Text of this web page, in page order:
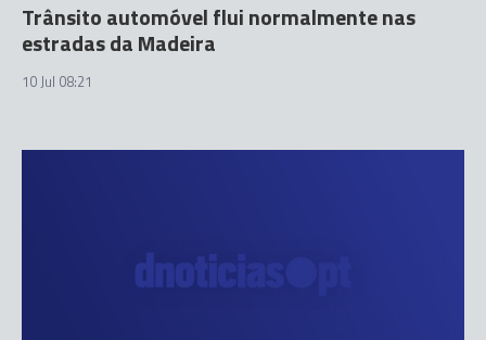
Trânsito automóvel flui normalmente nas
estradas da Madeira
10 Jul 08:21